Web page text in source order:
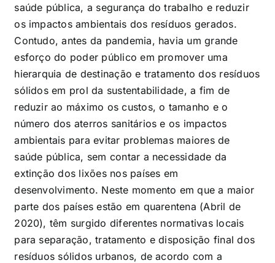
saúde pública, a segurança do trabalho e reduzir
os impactos ambientais dos resíduos gerados.
Contudo, antes da pandemia, havia um grande
esforço do poder público em promover uma
hierarquia de destinação e tratamento dos resíduos
sólidos em prol da sustentabilidade, a fim de
reduzir ao máximo os custos, o tamanho e o
número dos aterros sanitários e os impactos
ambientais para evitar problemas maiores de
saúde pública, sem contar a necessidade da
extinção dos lixões nos países em
desenvolvimento. Neste momento em que a maior
parte dos países estão em quarentena (Abril de
2020), têm surgido diferentes normativas locais
para separação, tratamento e disposição final dos
resíduos sólidos urbanos, de acordo com a